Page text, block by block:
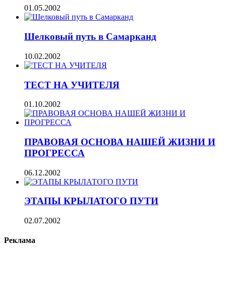
01.05.2002
Шелковый путь в Самарканд
10.02.2002
ТЕСТ НА УЧИТЕЛЯ
01.10.2002
ПРАВОВАЯ ОСНОВА НАШЕЙ ЖИЗНИ И
ПРОГРЕССА
06.12.2002
ЭТАПЫ КРЫЛАТОГО ПУТИ
02.07.2002
Реклама